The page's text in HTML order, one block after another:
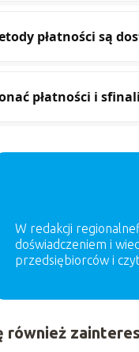
płatności są
płatności i
W redakcji
doświadczeniem i
przedsiębiorców i
również